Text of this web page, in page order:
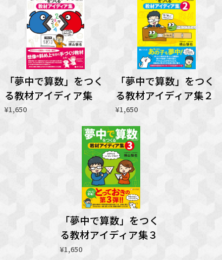
「夢中で算数」をつく
る教材アイディア集
¥1,650
「夢中で算数」をつく
る教材アイディア集２
¥1,650
「夢中で算数」をつく
る教材アイディア集３
¥1,650